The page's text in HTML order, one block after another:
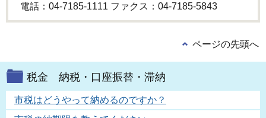
電話：04-7185-1111 ファクス：04-7185-5843
ページの先頭へ
税金 納税・口座振替・滞納
市税はどうやって納めるのですか？